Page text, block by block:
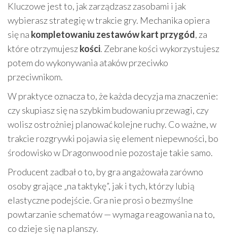
Kluczowe jest to, jak zarządzasz zasobami i jak
wybierasz strategię w trakcie gry. Mechanika opiera
się na kompletowaniu zestawów kart przygód, za
które otrzymujeszkości. Zebrane kości wykorzystujesz
potem do wykonywania ataków przeciwko
przeciwnikom.
W praktyce oznacza to, że każda decyzja ma znaczenie:
czy skupiasz się na szybkim budowaniu przewagi, czy
wolisz ostrożniej planować kolejne ruchy. Co ważne, w
trakcie rozgrywki pojawia się element niepewności, bo
środowisko w Dragonwood nie pozostaje takie samo.
Producent zadbał o to, by gra angażowała zarówno
osoby grające „na taktykę”, jak i tych, którzy lubią
elastyczne podejście. Gra nie prosi o bezmyślne
powtarzanie schematów — wymaga reagowania na to,
co dzieje się na planszy.